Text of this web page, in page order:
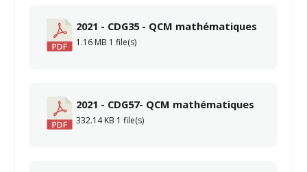
2021 - CDG35 - QCM mathématiques
1.16 MB 1 file(s)
2021 - CDG57- QCM mathématiques
332.14 KB 1 file(s)